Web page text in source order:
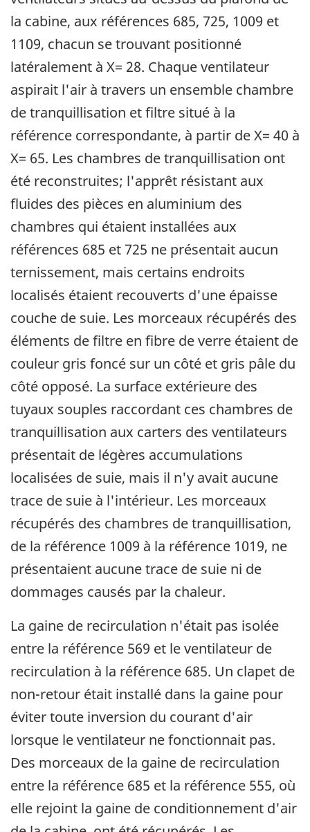
la cabine, aux références 685, 725, 1009 et
1109, chacun se trouvant positionné
latéralement à X= 28. Chaque ventilateur
aspirait l'air à travers un ensemble chambre
de tranquillisation et filtre situé à la
référence correspondante, à partir de X= 40 à
X= 65. Les chambres de tranquillisation ont
été reconstruites; l'apprêt résistant aux
fluides des pièces en aluminium des
chambres qui étaient installées aux
références 685 et 725 ne présentait aucun
ternissement, mais certains endroits
localisés étaient recouverts d'une épaisse
couche de suie. Les morceaux récupérés des
éléments de filtre en fibre de verre étaient de
couleur gris foncé sur un côté et gris pâle du
côté opposé. La surface extérieure des
tuyaux souples raccordant ces chambres de
tranquillisation aux carters des ventilateurs
présentait de légères accumulations
localisées de suie, mais il n'y avait aucune
trace de suie à l'intérieur. Les morceaux
récupérés des chambres de tranquillisation,
de la référence 1009 à la référence 1019, ne
présentaient aucune trace de suie ni de
dommages causés par la chaleur.
La gaine de recirculation n'était pas isolée
entre la référence 569 et le ventilateur de
recirculation à la référence 685. Un clapet de
non-retour était installé dans la gaine pour
éviter toute inversion du courant d'air
lorsque le ventilateur ne fonctionnait pas.
Des morceaux de la gaine de recirculation
entre la référence 685 et la référence 555, où
elle rejoint la gaine de conditionnement d'air